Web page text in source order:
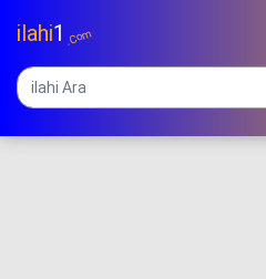
ilahi1 .Com